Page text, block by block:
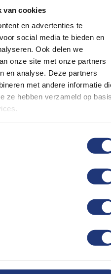
van cookies
en advertenties te
social media te bieden en
Ook delen we
onze site met onze partners
en analyse. Deze partners
met andere informatie
ze hebben verzameld op
tot en met 9
de vlag verwijzen
rood-wit-blauw. De
met in het midden
daar overheen een
in het midden,
overlappen,
na 1986 vijf sterren.
eilanden van de
en Sint-Maarten.
een keuze te maken.
gebruiken. Zoek je een